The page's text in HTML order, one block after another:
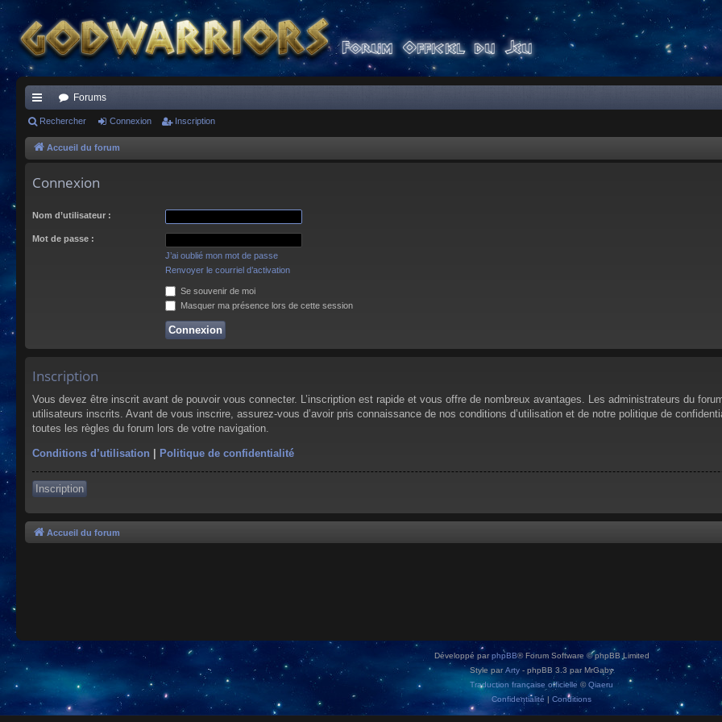
ac
co
s
Forums
Rechercher Connexion Inscription
Accueil du forum
Connexion
Nom d’utilisateur :
Mot de passe :
J’ai oublié mon mot de passe
Renvoyer le courriel d’activation
Se souvenir de moi
Masquer ma présence lors de cette session
Inscription
Vous devez être inscrit avant de pouvoir vous connecter. L’inscription est rapide et vous offre de nombreux avantages. Les administrateurs du
utilisateurs inscrits. Avant de vous inscrire, assurez-vous d’avoir pris connaissance de nos conditions d’utilisation et de notre politique de
toutes les règles du forum lors de votre navigation.
Conditions d’utilisation | Politique de confidentialité
Inscription
Accueil du forum
Développé parphpBB® Forum Software © phpBB Limited
Style par Arty - phpBB 3.3 par MrGaby
Traduction française officielle ©Qiaeru
Confidentialité | Conditions